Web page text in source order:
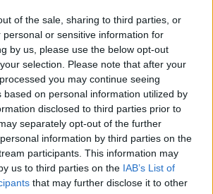
of the sale, sharing to third parties, or
personal or sensitive information for
by us, please use the below opt-out
selection. Please note that after your
you may continue seeing
based on personal information utilized by
disclosed to third parties prior to
separately opt-out of the further
information by third parties on the
participants. This information may
us to third parties on the IAB’s List of
that may further disclose it to other
czyli 3 stycznia ok 1:00 w nocy
pękła nam gumka i wytrysk
nastąpił w środku
pójściu do toalety odkryłam, że
mojej pochwy jest mokra od
4 stycznia ok godziny 13 ( mniej
godzin po stosunku) przyjęłam
Jakie w tej sytuacji są szanse
ciążę i czy one wgl istnieją Jestem
sytuacja, pierwszy raz pękła nam
raz partner spuścił się
gość
Tabletki
nie wiem z kim się skontaktować,
ktoś udzieli mi odpowiedzi na
tabletki antykoncepcyjne ponad
nie mogłam w żadnej aptece
dlatego jedną pominęłam.
Forum:Antykoncepcja